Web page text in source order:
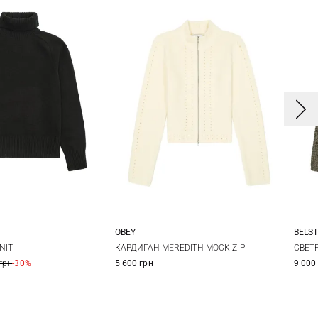
-30%
XS S M
OBEY
КАРДИГАН MEREDITH MOCK ZIP
5 600 грн
9 000